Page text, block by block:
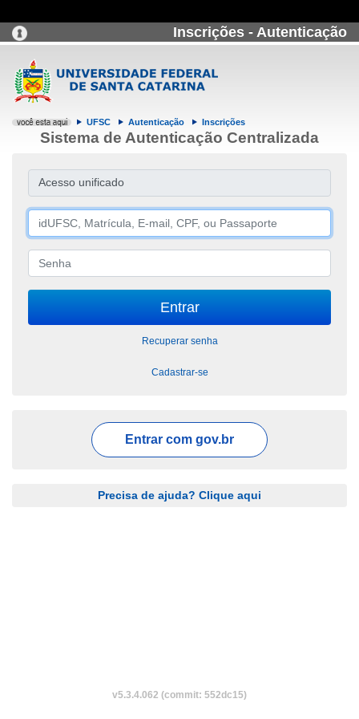
Inscrições - Autenticação
UFSC Autenticação Inscrições
Sistema de Autenticação Centralizada
Acesso unificado
Recuperar senha
Cadastrar-se
Entrar com gov.br
Precisa de ajuda? Clique aqui
v5.3.4.062 (commit: 552dc15)